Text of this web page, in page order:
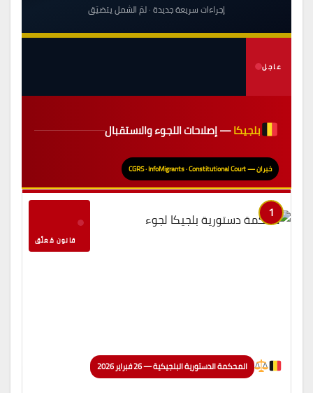
إجراءات سريعة جديدة · لمّ الشمل يتضيّق
عاجل
بلجيكا— إصلاحات اللجوء والاستقبال
خبران — CGRS · InfoMigrants · Constitutional Court
1
قانون مُعلَّق
المحكمة الدستورية البلجيكية — 26 فبراير 2026